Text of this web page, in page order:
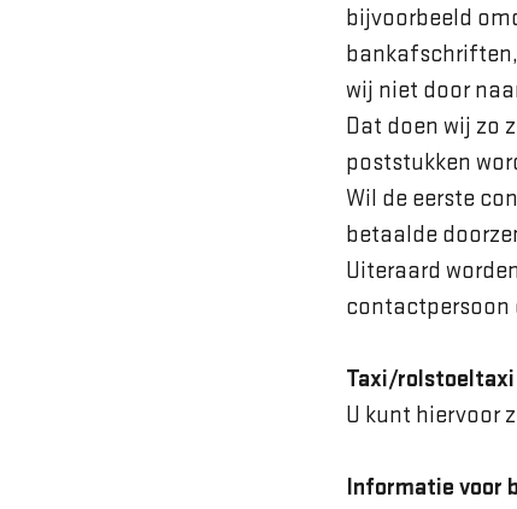
bijvoorbeeld
wij niet door
Dat doen wij zo
poststukken
Wil de eerste
betaalde
Uiteraard
contactpersoon
Taxi/rolstoeltaxi
U kunt hiervoor
Informatie voor